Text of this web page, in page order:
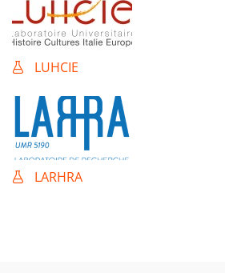
LUHCIE
LARHRA